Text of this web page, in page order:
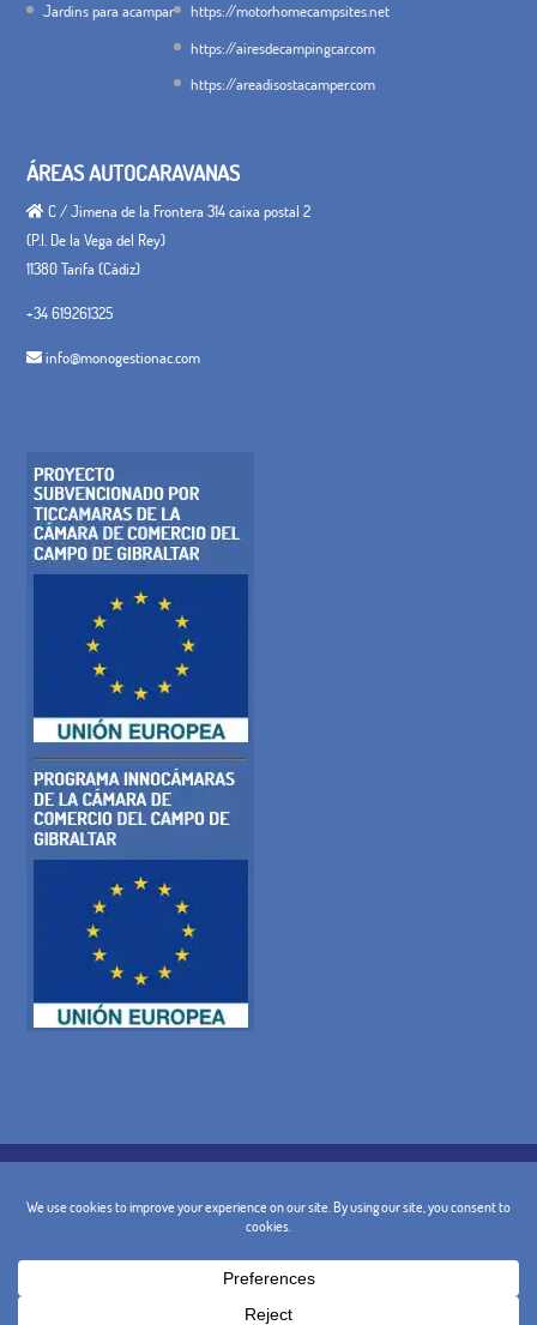
Jardins para acampar
https://motorhomecampsites.net
https://airesdecampingcar.com
https://areadisostacamper.com
ÁREAS AUTOCARAVANAS
C / Jimena de la Frontera 314 caixa postal 2
(P.I. De la Vega del Rey)
11380 Tarifa (Cádiz)
+34 619261325
info@monogestionac.com
AVISO LEGAL
CONDIÇÕES GERAIS
POLÍTICA DE CANCELAMENTO